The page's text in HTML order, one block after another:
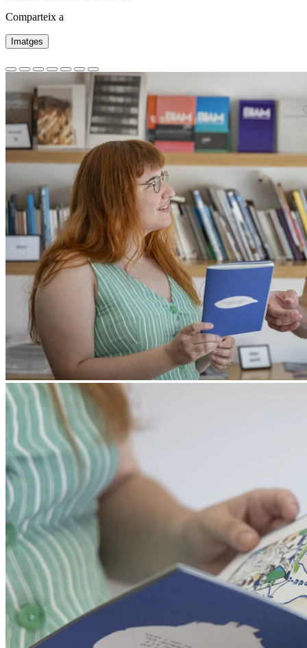
Comparteix a
Imatges